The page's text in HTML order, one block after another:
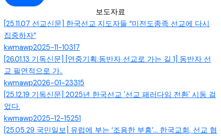
보도자료
[25.11.07 선교신문] 한국선교 지도자들 “미전도종족 선교에 다시
집중하자”
kwmawp2025-11-10317
[26.01.13 기독신문] [연중기획:동반자 선교로 가는 길 1] 동반자 선
교 필연적으로 가..
kwmawp2026-01-23315
[25.12.19 기독신문] 2025년 한국선교 '선교 패러다임 전환' 시동 걸
었다.
kwmawp2025-12-15251
[25.05.29 국민일보] 유럽에 부는 ‘조용한 부흥’… 한국교회, 선교 협